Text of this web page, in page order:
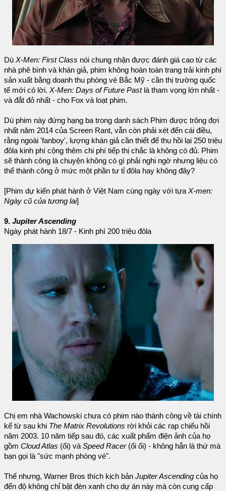
Dù X-Men: First Class nói chung nhận được đánh giá cao từ các
nhà phê bình và khán giả, phim không hoàn toàn trang trải kinh phí
sản xuất bằng doanh thu phòng vé Bắc Mỹ - cần thị trường quốc
tế mới có lời. X-Men: Days of Future Pastlà tham vọng lớn nhất -
và đắt đỏ nhất - cho Fox và loạt phim.
Dù phim này đứng hạng ba trong danh sách Phim được trông đợi
nhất năm 2014 của Screen Rant, vẫn còn phải xét đến cái điều,
rằng ngoài 'fanboy', lượng khán giả cần thiết để thu hồi lại 250 triệu
đôla kinh phí cộng thêm chi phí tiếp thị chắc là không có đủ. Phim
sẽ thành công là chuyện không có gì phải nghi ngờ nhưng liệu có
thể thành công ở mức một phần tư tỉ đôla hay không đây?
[Phim dự kiến phát hành ở Việt Nam cùng ngày với tựaX-men:
Ngày cũ của tương lai]
9. Jupiter Ascending
Ngày phát hành 18/7 - Kinh phí 200 triệu đôla
Chị em nhà Wachowski chưa có phim nào thành công về tài chính
kể từ sau khi The Matrix Revolutions rời khỏi các rạp chiếu hồi
năm 2003. 10 năm tiếp sau đó, các xuất phẩm điện ảnh của họ
gồm Cloud Atlas (ối) và Speed Racer(ối ối) - không hẳn là thứ mà
bạn gọi là "sức mạnh phòng vé".
Thế nhưng, Warner Bros thích kịch bản Jupiter Ascending của họ
đến độ không chỉ bật đèn xanh cho dự án này mà còn cung cấp